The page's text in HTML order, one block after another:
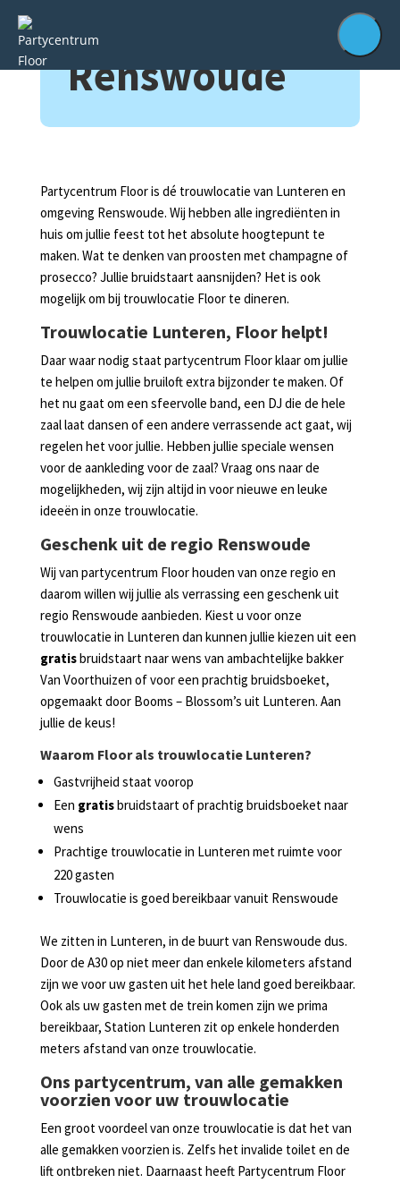
Renswoude
Partycentrum Floor is dé trouwlocatie van Lunteren en
omgeving Renswoude. Wij hebben alle ingrediënten in
huis om jullie feest tot het absolute hoogtepunt te
maken. Wat te denken van proosten met champagne of
prosecco? Jullie bruidstaart aansnijden? Het is ook
mogelijk om bij trouwlocatie Floor te dineren.
Trouwlocatie Lunteren, Floor helpt!
Daar waar nodig staat partycentrum Floor klaar om jullie
te helpen om jullie bruiloft extra bijzonder te maken. Of
het nu gaat om een sfeervolle band, een DJ die de hele
zaal laat dansen of een andere verrassende act gaat, wij
regelen het voor jullie. Hebben jullie speciale wensen
voor de aankleding voor de zaal? Vraag ons naar de
mogelijkheden, wij zijn altijd in voor nieuwe en leuke
ideeën in onze trouwlocatie.
Geschenk uit de regio Renswoude
Wij van partycentrum Floor houden van onze regio en
daarom willen wij jullie als verrassing een geschenk uit
regio Renswoude aanbieden. Kiest u voor onze
trouwlocatie in Lunteren dan kunnen jullie kiezen uit een
gratisbruidstaart naar wens van ambachtelijke bakker
Van Voorthuizen of voor een prachtig bruidsboeket,
opgemaakt door Booms – Blossom’s uit Lunteren. Aan
jullie de keus!
Waarom Floor als trouwlocatie Lunteren?
Gastvrijheid staat voorop
Een gratisbruidstaart of prachtig bruidsboeket naar
wens
Prachtige trouwlocatie in Lunteren met ruimte voor
220 gasten
Trouwlocatie is goed bereikbaar vanuit Renswoude
We zitten in Lunteren, in de buurt van Renswoude dus.
Door de A30 op niet meer dan enkele kilometers afstand
zijn we voor uw gasten uit het hele land goed bereikbaar.
Ook als uw gasten met de trein komen zijn we prima
bereikbaar, Station Lunteren zit op enkele honderden
meters afstand van onze trouwlocatie.
Ons partycentrum, van alle gemakken
voorzien voor uw trouwlocatie
Een groot voordeel van onze trouwlocatie is dat het van
alle gemakken voorzien is. Zelfs het invalide toilet en de
lift ontbreken niet. Daarnaast heeft Partycentrum Floor